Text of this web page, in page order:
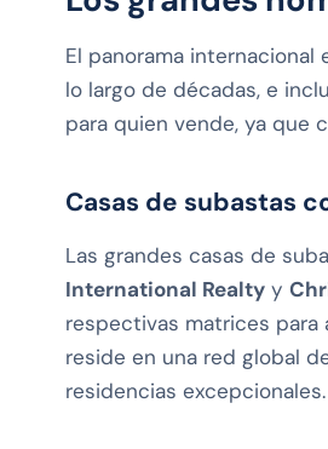
El panorama
lo largo de décadas, e
para quien vende, ya que
Casas de subastas
Las grandes casas de
International Realty y
respectivas matrices para
reside en una red global
residencias excepcionales.